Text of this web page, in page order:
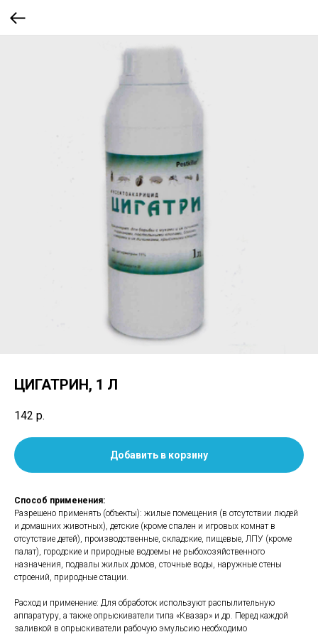
ЦИГАТРИН, 1 Л
142 р.
Добавить в корзину
Способ применения:
Разрешено применять (объекты): жилые помещения (в отсутствии людей
и домашних животных), детские (кроме спален и игровых комнат в
отсутствие детей), производственные, складские, пищевые, ЛПУ (кроме
палат), городские и природные водоемы не рыбохозяйственного
назначения, подвалы жилых домов, сточные воды, наружные стены
строений, природные стации.
Расход и применение: Для обработок используют распылительную
аппаратуру, а также опрыскиватели типа «Квазар» и др. Перед каждой
заливкой в опрыскиватели рабочую эмульсию необходимо